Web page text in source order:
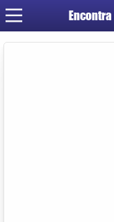
Encontra